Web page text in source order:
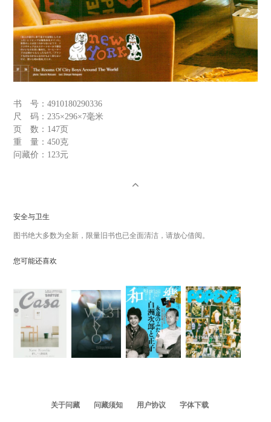
书 号：4910180290336
尺 码：235×296×7毫米
页 数： 147页
重 量：450克
问藏价： 123元
安全与卫生
图书绝大多数为全新，限量旧书也已全面清洁，请放心借阅。
您可能还喜欢
关于问藏 问藏须知 用户协议 字体下载